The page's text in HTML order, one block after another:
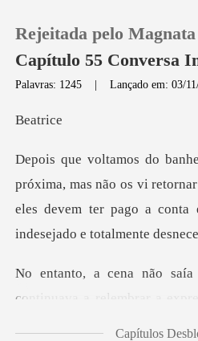
Loja
Histórico
Rejeitada pelo Magnata
Capítulo 55 Conversa
Palavras: 1245 |Lançado em: 03/
at
os vi
eles devem ter pago a conta
continuava a relembrar a
Capítulos